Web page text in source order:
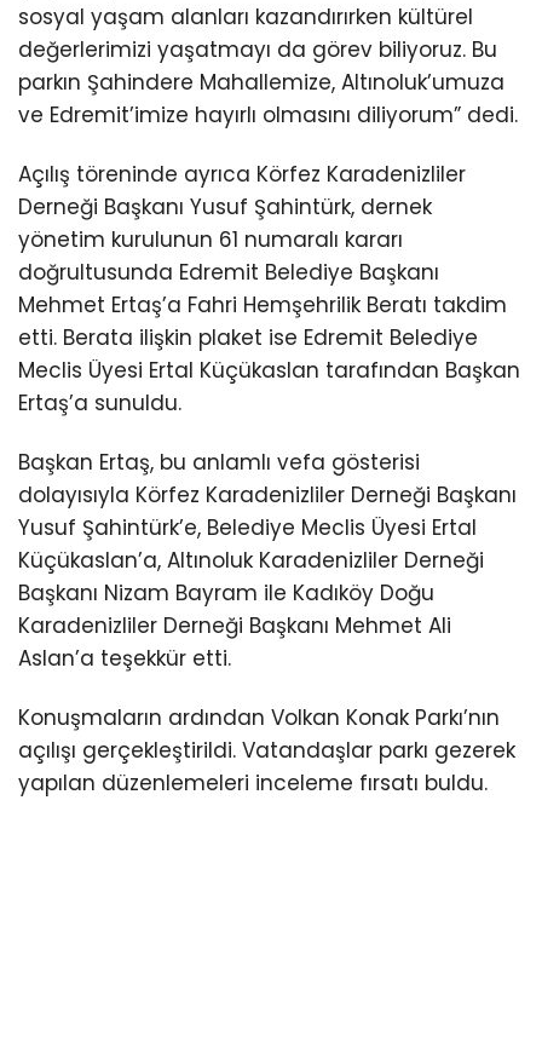
sosyal yaşam alanları kazandırırken kültürel
değerlerimizi yaşatmayı da görev biliyoruz. Bu
parkın Şahindere Mahallemize, Altınoluk’umuza
ve Edremit’imize hayırlı olmasını diliyorum” dedi.
Açılış töreninde ayrıca Körfez Karadenizliler
Derneği Başkanı Yusuf Şahintürk, dernek
yönetim kurulunun 61 numaralı kararı
doğrultusunda Edremit Belediye Başkanı
Mehmet Ertaş’a Fahri Hemşehrilik Beratı takdim
etti. Berata ilişkin plaket ise Edremit Belediye
Meclis Üyesi Ertal Küçükaslan tarafından Başkan
Ertaş’a sunuldu.
Başkan Ertaş, bu anlamlı vefa gösterisi
dolayısıyla Körfez Karadenizliler Derneği Başkanı
Yusuf Şahintürk’e, Belediye Meclis Üyesi Ertal
Küçükaslan’a, Altınoluk Karadenizliler Derneği
Başkanı Nizam Bayram ile Kadıköy Doğu
Karadenizliler Derneği Başkanı Mehmet Ali
Aslan’a teşekkür etti.
Konuşmaların ardından Volkan Konak Parkı’nın
açılışı gerçekleştirildi. Vatandaşlar parkı gezerek
yapılan düzenlemeleri inceleme fırsatı buldu.